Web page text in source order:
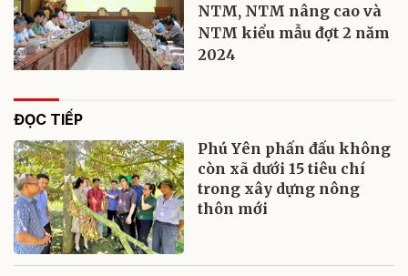
NTM, NTM nâng cao và
NTM kiểu mẫu đợt 2 năm
2024
ĐỌC TIẾP
Phú Yên phấn đấu không
còn xã dưới 15 tiêu chí
trong xây dựng nông
thôn mới